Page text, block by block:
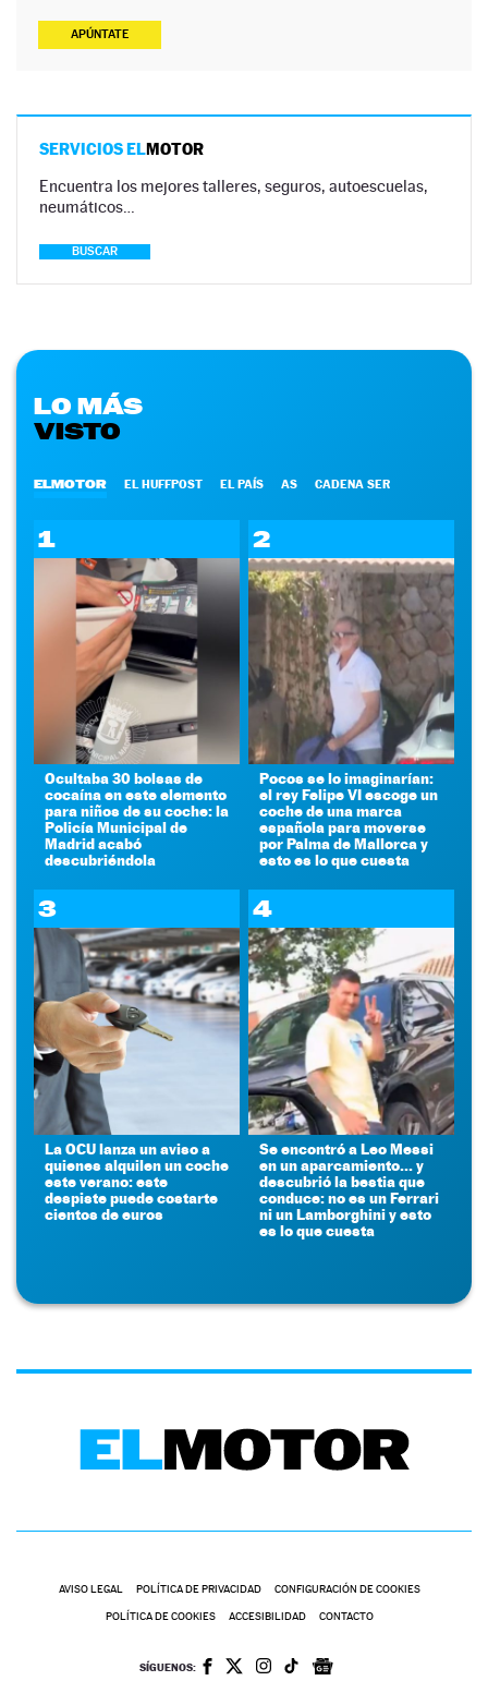
APÚNTATE
SERVICIOS ELMOTOR
Encuentra los mejores talleres, seguros, autoescuelas,
neumáticos…
BUSCAR
LO MÁS
VISTO
ELMOTOR EL HUFFPOST EL PAÍS AS CADENA SER
1
Ocultaba 30 bolsas de
cocaína en este elemento
para niños de su coche: la
Policía Municipal de
Madrid acabó
descubriéndola
2
Pocos se lo imaginarían:
el rey Felipe VI escoge un
coche de una marca
española para moverse
por Palma de Mallorca y
esto es lo que cuesta
3
La OCU lanza un aviso a
quienes alquilen un coche
este verano: este
despiste puede costarte
cientos de euros
4
Se encontró a Leo Messi
en un aparcamiento... y
descubrió la bestia que
conduce: no es un Ferrari
ni un Lamborghini y esto
es lo que cuesta
AVISO LEGAL POLÍTICA DE PRIVACIDAD CONFIGURACIÓN DE COOKIES
POLÍTICA DE COOKIES ACCESIBILIDAD CONTACTO
SÍGUENOS: